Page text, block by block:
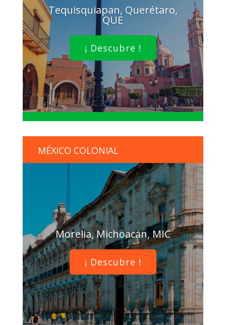
Tequisquiapan, Querétaro,
QUE
¡ Descubre !
MÉXICO COLONIAL
Morelia, Michoacán, MIC
¡ Descubre !